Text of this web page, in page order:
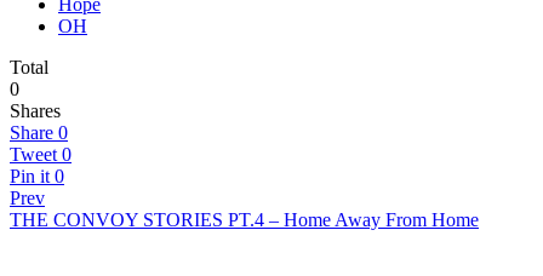
Hope
OH
Total
0
Shares
Share 0
Tweet 0
Pin it 0
Prev
THE CONVOY STORIES PT.4 – Home Away From Home